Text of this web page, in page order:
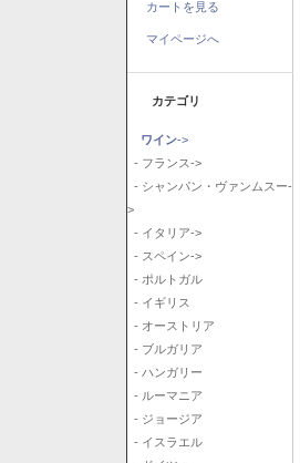
カートを見る
マイページへ
カテゴリ
ワイン->
- フランス->
- シャンパン・ヴァンムスー-
>
- イタリア->
- スペイン->
- ポルトガル
- イギリス
- オーストリア
- ブルガリア
- ハンガリー
- ルーマニア
- ジョージア
- イスラエル